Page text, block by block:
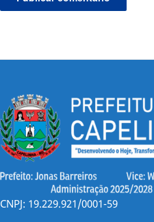
CNPJ: 19.229.921/0001-59